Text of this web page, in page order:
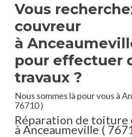
Vous
couvreur
à
pour effectuer
travaux ?
Nous sommes là pour vous à
76710 )
Réparation de toiture
à Anceaumeville (